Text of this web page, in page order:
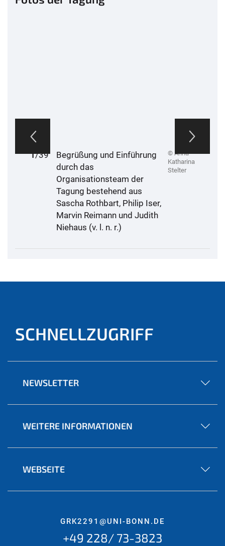
1/39
Begrüßung und Einführung
durch das
Organisationsteam der
Tagung bestehend aus
Sascha Rothbart, Philip Iser,
Marvin Reimann und Judith
Niehaus (v. l. n. r.)
© Anna-
Katharina
Stelter
2
3
4
5
6
7
8
9
10
11
12
13
14
15
16
17
18
19
20
21
22
23
24
25
26
27
28
29
30
31
32
33
34
35
36
37
38
39
SCHNELLZUGRIFF
NEWSLETTER
WEITERE INFORMATIONEN
WEBSEITE
GRK2291@UNI-BONN.DE
+49 228/ 73-3823